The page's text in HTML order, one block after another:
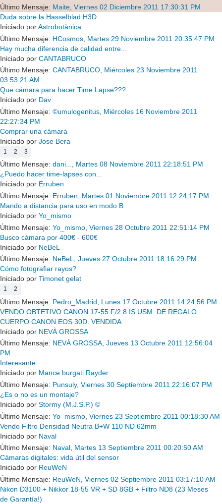
Último Mensaje: Maite Viernes 02 Diciembre 2011 17:30:31 PM
Duda sobre la Hasselblad H3D
Iniciado porAstrobotànica
Último Mensaje: HCosmos Martes 29 Noviembre 2011 20:35:47 PM
Hay mucha diferencia de calidad entre...
Iniciado por CANTABRUCO
Último Mensaje: CANTABRUCO Miércoles 23 Noviembre 2011
03:53:21 AM
Que cámara para hacer Time Lapse???
Iniciado por Dav
Último Mensaje: ©umulogenitus Miércoles 16 Noviembre 2011
22:27:34 PM
Comprar una cámara
Iniciado por Jose Bera
1 2 3
Último Mensaje: dani..., Martes 08 Noviembre 2011 22:18:51 PM
¿Puedo hacer time-lapses con...
Iniciado por Erruben
Último Mensaje: Erruben
Martes 01 Noviembre 2011 12:24:17 PM
Mando a distancia para uso en modo B
Iniciado por Yo_mismo
Último Mensaje: Yo_mismo Viernes 28 Octubre 2011 22:51:14 PM
Busco cámara por 400€ - 600€
Iniciado por NeBeL
Último Mensaje: NeBeL
Jueves 27 Octubre 2011 18:16:29 PM
Cómo fotografiar rayos?
Iniciado por Timonet gelat
1 2
Último Mensaje: Pedro_Madrid
Lunes 17 Octubre 2011 14:24:56 PM
VENDO OBTETIVO CANON 17-55 F/2.8 IS USM. DE REGALO
CUERPO CANON EOS 30D. VENDIDA
Iniciado por NEVÀ GROSSA
Último Mensaje: NEVÀ GROSSA, Jueves 13 Octubre 2011 12:56:04
PM
Interesante
Iniciado por Mance burgati Rayder
Último Mensaje: Punsuly, Viernes 30 Septiembre 2011 22:16:07 PM
¿Es o no es un montaje?
Iniciado por Stormy (M.J.S.P.) ©
Último Mensaje: Yo_mismo Viernes 23 Septiembre 2011 00:18:30 AM
Vendo Filtro Densidad Neutra B+W 110 ND 62mm
Iniciado por Naval
Último Mensaje: Naval Martes 13 Septiembre 2011 00:20:50 AM
Cámaras digitales: vida útil del sensor
Iniciado por ReuWeN
Último Mensaje: ReuWeN Viernes 02 Septiembre 2011 03:17:10 AM
Nikon D3100 + Nikkor 18-55 VR + SD 8GB + Filtro ND8 (23 Meses
de Garantía!)